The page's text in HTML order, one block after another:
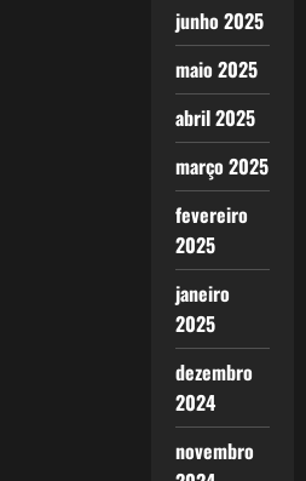
junho 2025
maio 2025
abril 2025
março 2025
fevereiro
2025
janeiro
2025
dezembro
2024
novembro